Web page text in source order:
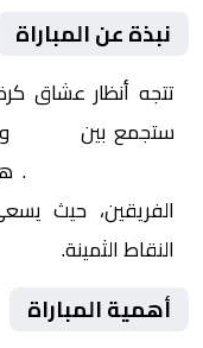
نبذة عن المباراة
تتجه أنظار عشاق
ستجمع بين
و
.
الفريقين، حيث
النقاط الثمينة.
أهمية المباراة